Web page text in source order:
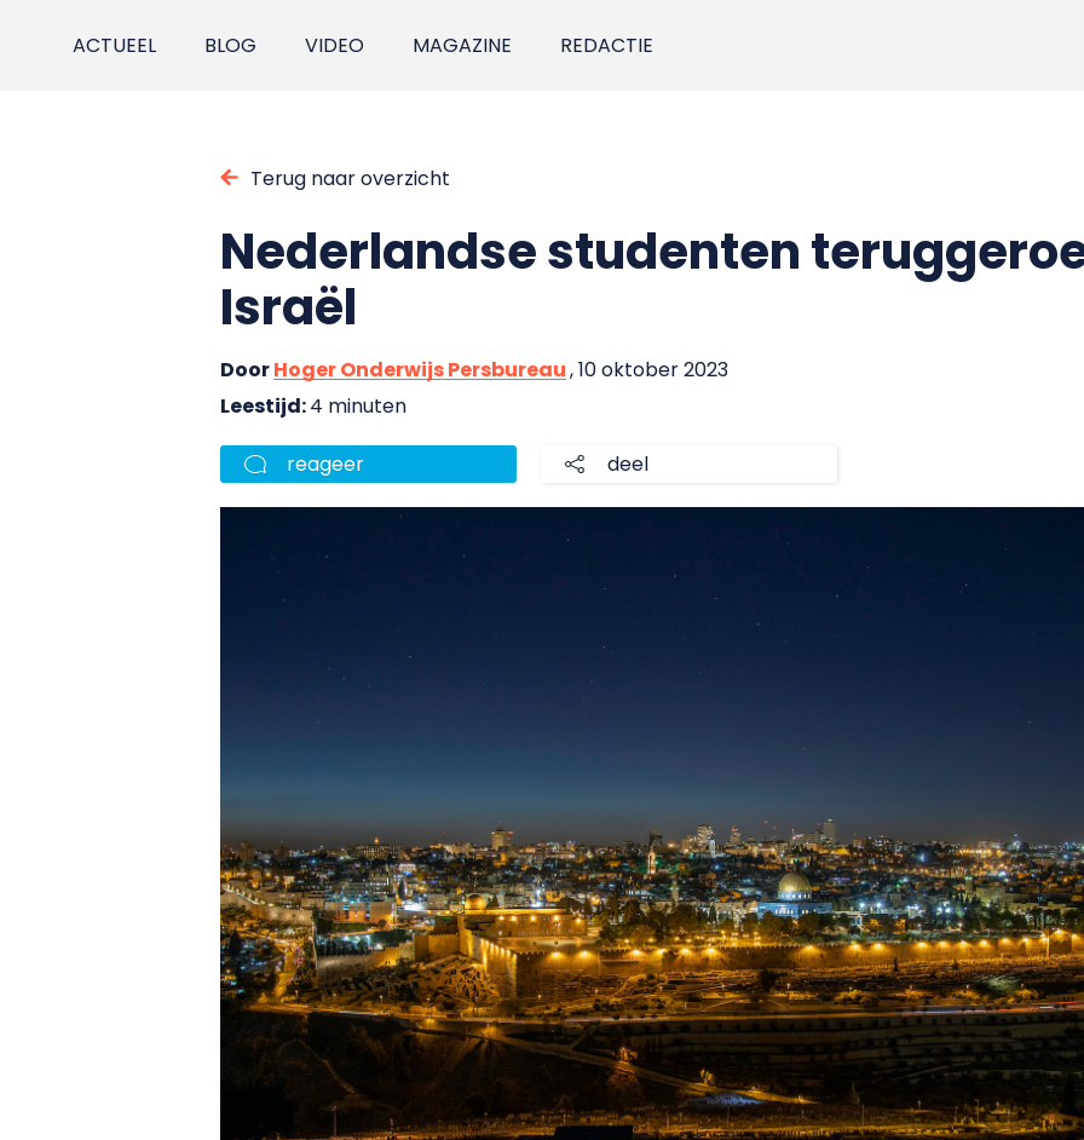
ACTUEEL BLOG VIDEO MAGAZINE REDACTIE
Terug naar overzicht
Nederlandse studenten
Israël
DoorHoger Onderwijs Persbureau, 10 oktober 2023
Leestijd:4 minuten
reageer deel